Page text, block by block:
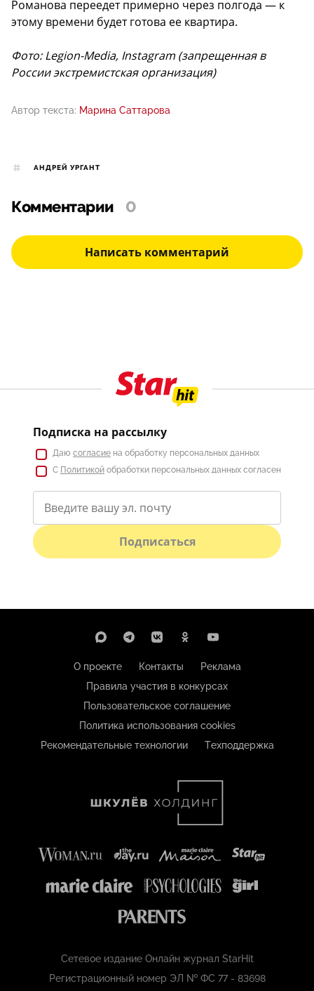
Романова переедет примерно через полгода — к
этому времени будет готова ее квартира.
Фото: Legion-Media, Instagram (запрещенная в
России экстремистская организация)
Автор текста: Марина Саттарова
АНДРЕЙ УРГАНТ
Комментарии 0
Написать комментарий
Подписка на рассылку
Даю согласие на обработку персональных данных
С Политикой обработки персональных данных согласен
Подписаться
О проекте Контакты
Реклама
Правила участия в конкурсах
Пользовательское соглашение
Политика использования cookies
Рекомендательные технологии
Техподдержка
Сетевое издание Онлайн журнал StarHit
Регистрационный номер ЭЛ № ФС 77 - 83698